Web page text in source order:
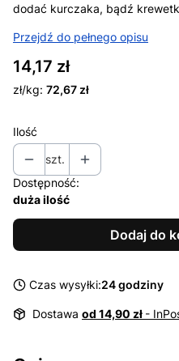
dodać kurczaka, bądź
Przejdź do pełnego opisu
Cena
14,17 zł
zł/kg: 72,67 zł
Ilość
szt.
Dostępność:
duża ilość
Dodaj do
Czas wysyłki:24 godziny
Dostawa od 14,90 zł -